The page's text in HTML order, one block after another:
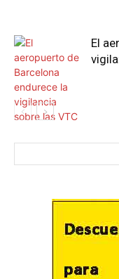
El